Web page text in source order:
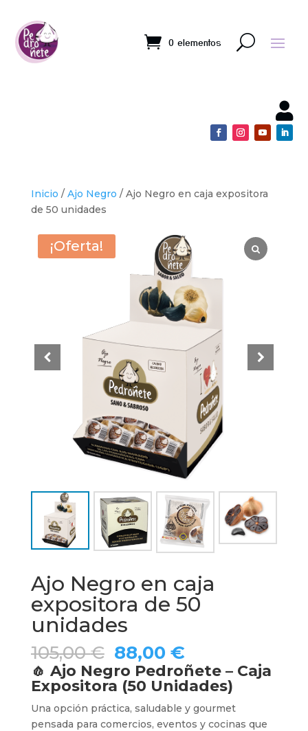
0 elementos

Inicio / Ajo Negro / Ajo Negro en caja expositora
de 50 unidades
¡Oferta!
Ajo Negro en caja
expositora de 50
unidades
105,00€ El
precio
original
era:
105,00 €.
88,00 €El
precio
actual
88,00 €.
🧄 Ajo Negro Pedroñete – Caja
Expositora (50 Unidades)
Una opción práctica, saludable y gourmet
pensada para comercios, eventos y cocinas que